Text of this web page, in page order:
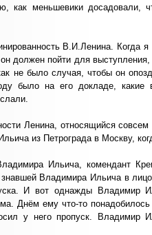
меньшевики досадовали,
В.И.Ленина. Когда
должен пойти для
не было случая, чтобы он
было на его докладе,
Ленина, относящийся
из Петрограда в Москву,
Ильича, комендант
Владимира Ильича в
И вот однажды Владимир
Днём ему что-то
у него пропуск. Владимир